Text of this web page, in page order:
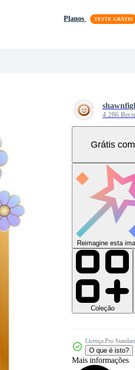
Planos
4.286
Grátis
Reimagine esta
Coleção
Licença Pro
O que é isto?
Mais informações